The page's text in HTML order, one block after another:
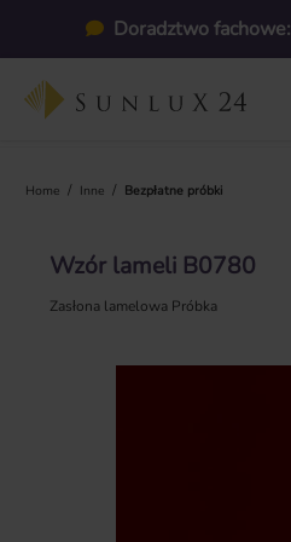
Przejdź do głównej zawartości
Doradztwo
Home / Inne / Bezpłatne próbki
Wzór lameli B0780
Zasłona lamelowa Próbka